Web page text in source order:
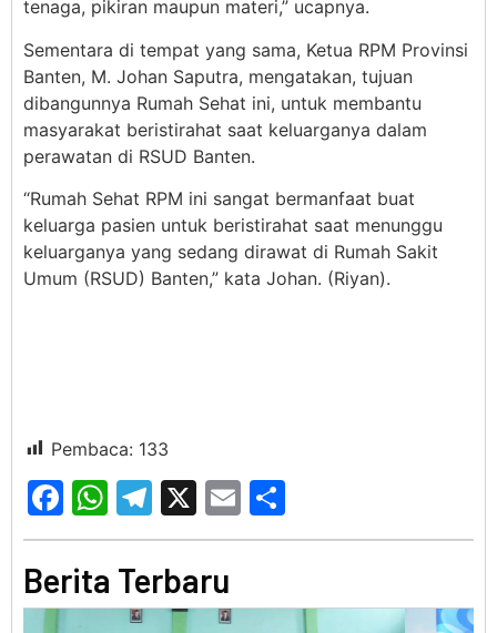
tenaga, pikiran maupun materi,” ucapnya.
Sementara di tempat yang sama, Ketua RPM Provinsi
Banten, M. Johan Saputra, mengatakan, tujuan
dibangunnya Rumah Sehat ini, untuk membantu
masyarakat beristirahat saat keluarganya dalam
perawatan di RSUD Banten.
“Rumah Sehat RPM ini sangat bermanfaat buat
keluarga pasien untuk beristirahat saat menunggu
keluarganya yang sedang dirawat di Rumah Sakit
Umum (RSUD) Banten,” kata Johan. (Riyan).
Pembaca: 133
Facebook
WhatsApp
Telegram
X Email
Berita Terbaru